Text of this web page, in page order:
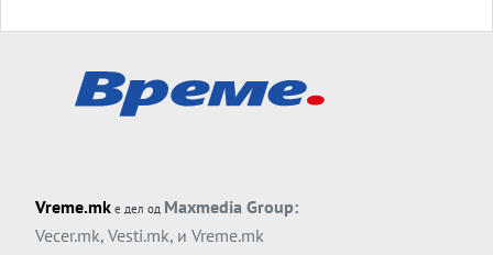
Tема
Трамп тврди дека повторно „разговара“
ДЛАБОКО УДОЛУ: Сметководствените
трикови што го соборија ЕНРОН ги
Vreme.mk е дел од Maxmedia Group:
Vecer.mk, Vesti.mk, и Vreme.mk